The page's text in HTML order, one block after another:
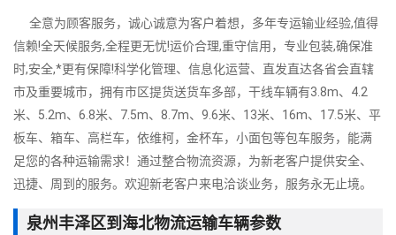
全意为顾客服务，诚心诚意为客户着想，多年专运输业经验,值得
信赖!全天候服务,全程更无忧!运价合理,重守信用，专业包装,确保准
时,安全,*更有保障!科学化管理、信息化运营、直发直达各省会直辖
市及重要城市，拥有市区提货送货车多部，干线车辆有3.8m、4.2
米、5.2m、6.8米、7.5m、8.7m、9.6米、13米、16m、17.5米、平
板车、箱车、高栏车，依维柯，金杯车，小面包等包车服务，能满
足您的各种运输需求！通过整合物流资源，为新老客户提供安全、
迅捷、周到的服务。欢迎新老客户来电洽谈业务，服务永无止境。
泉州丰泽区到海北物流运输车辆参数